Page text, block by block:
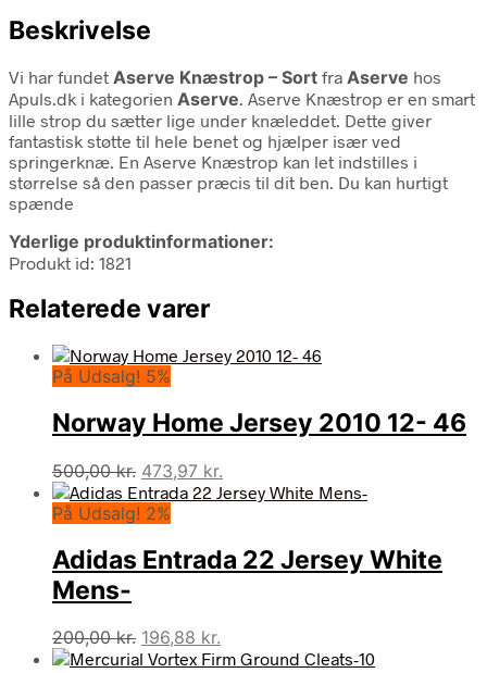
Beskrivelse
Vi har fundet Aserve Knæstrop – Sort fra Aserve hos
Apuls.dk i kategorien Aserve. Aserve Knæstrop er en smart
lille strop du sætter lige under knæleddet. Dette giver
fantastisk støtte til hele benet og hjælper især ved
springerknæ. En Aserve Knæstrop kan let indstilles i
størrelse så den passer præcis til dit ben. Du kan hurtigt
spænde
Yderlige produktinformationer:
Produkt id: 1821
Relaterede varer
På Udsalg! 5%
Norway Home Jersey 2010 12- 46
500,00kr. Den
oprindelige
pris
500,00 kr..
473,97 kr.
aktuelle
473,97 kr..
På Udsalg! 2%
Adidas Entrada 22 Jersey White
Mens-
200,00kr. Den
oprindelige
196,88 kr.
aktuelle